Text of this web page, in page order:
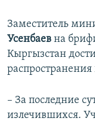
Заместитель
Усенбаев на
Кыргызстан
распространения
– За последние
излечившихся.